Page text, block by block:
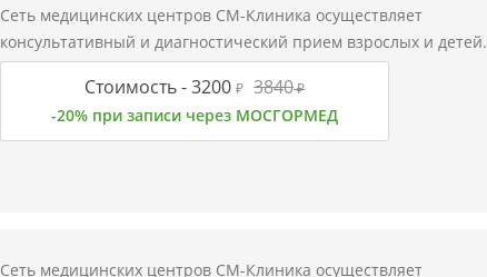
Сеть медицинских центров СМ-Клиника осуществляет
консультативный и диагностический прием взрослых и детей.
Стоимость -3200 ₽ 3840₽
-20% при записи через МОСГОРМЕД
Сеть медицинских центров СМ-Клиника осуществляет